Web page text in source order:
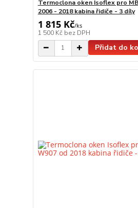
Termoclona oken Isoflex pro
2006 - 2018 kabina řidiče - 3 díly
1 815 Kč/ks
1 500 Kč bez DPH
Přidat do